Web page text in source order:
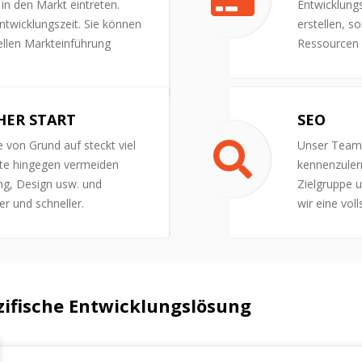
den Markt eintreten.
Sie können
Markteinführung
erstellen,
START
von Grund auf steckt viel
hingegen vermeiden
Design usw. und
und schneller.
SEO
Unser
Zielgruppe
wir eine
Entwicklungslösung